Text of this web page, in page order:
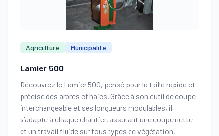
Agriculture Municipalité
Lamier 500
Découvrez le Lamier 500, pensé pour la taille rapide et
précise des arbres et haies. Grâce à son outil de coupe
interchangeable et ses longueurs modulables, il
s’adapte à chaque chantier, assurant une coupe nette
et un travail fluide sur tous types de végétation.